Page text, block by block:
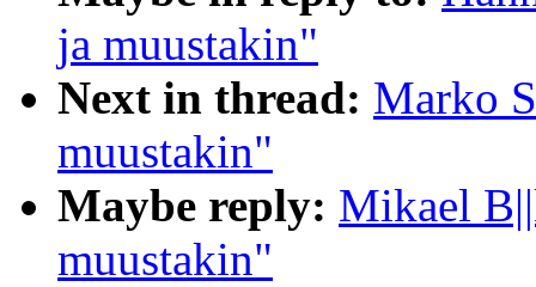
ja muustakin"
Next in thread: Marko
muustakin"
Maybe reply: Mikael
muustakin"